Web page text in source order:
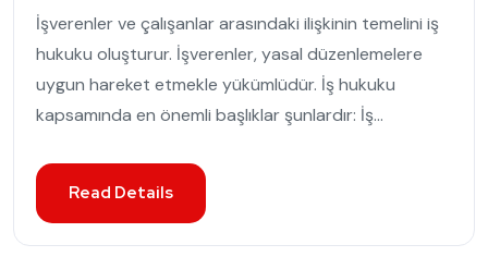
İşverenler ve çalışanlar arasındaki ilişkinin temelini iş
hukuku oluşturur. İşverenler, yasal düzenlemelere
uygun hareket etmekle yükümlüdür. İş hukuku
kapsamında en önemli başlıklar şunlardır: İş...
Read Details